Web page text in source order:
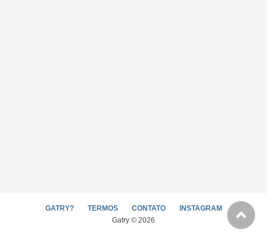
GATRY? TERMOS CONTATO
INSTAGRAM
Gatry © 2026